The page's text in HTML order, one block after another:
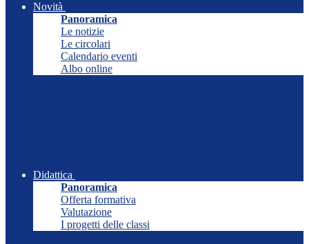
Novità
Panoramica
Le notizie
Le circolari
Calendario eventi
Albo online
Didattica
Panoramica
Offerta formativa
Valutazione
I progetti delle classi